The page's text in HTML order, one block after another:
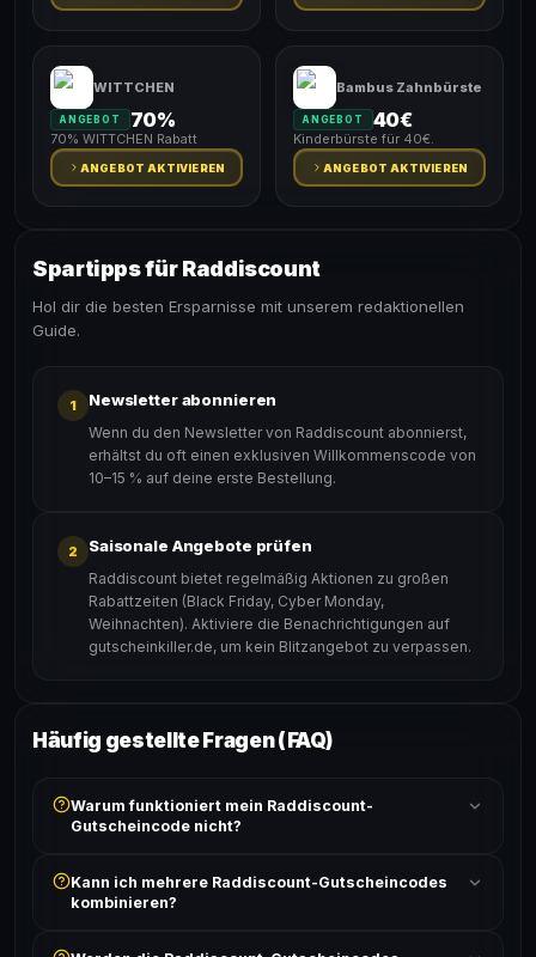
WITTCHEN
ANGEBOT 70%
70% WITTCHEN Rabatt
ANGEBOT AKTIVIEREN
Bambus Zahnbürste
ANGEBOT 40€
Kinderbürste für 40€.
ANGEBOT AKTIVIEREN
Spartipps für Raddiscount
Hol dir die besten Ersparnisse mit unserem redaktionellen
Guide.
1 Newsletter abonnieren
Wenn du den Newsletter von Raddiscount abonnierst,
erhältst du oft einen exklusiven Willkommenscode von
10–15 % auf deine erste Bestellung.
2 Saisonale Angebote prüfen
Raddiscount bietet regelmäßig Aktionen zu großen
Rabattzeiten (Black Friday, Cyber Monday,
Weihnachten). Aktiviere die Benachrichtigungen auf
gutscheinkiller.de, um kein Blitzangebot zu verpassen.
Häufig gestellte Fragen (FAQ)
Warum funktioniert mein Raddiscount-
Gutscheincode nicht?
ist und ob der Code nicht für bereits reduzierte Artikel
gilt. Alle Bedingungen findest du unter „Details".
Kann ich mehrere Raddiscount-Gutscheincodes
kombinieren?